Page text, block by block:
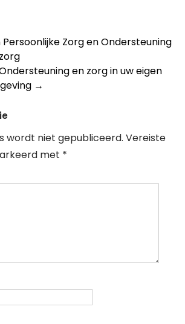
Zorg en Ondersteuning
en zorg in uw eigen
→
wordt niet gepubliceerd. Vereiste
met *